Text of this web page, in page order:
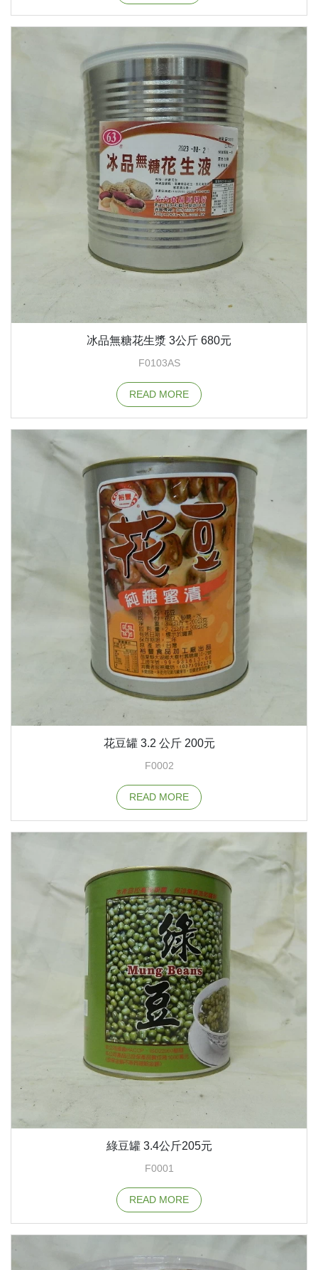
冰品無糖花生漿 3公斤 680元
F0103AS
READ MORE
花豆罐 3.2 公斤 200元
F0002
READ MORE
綠豆罐 3.4公斤205元
F0001
READ MORE